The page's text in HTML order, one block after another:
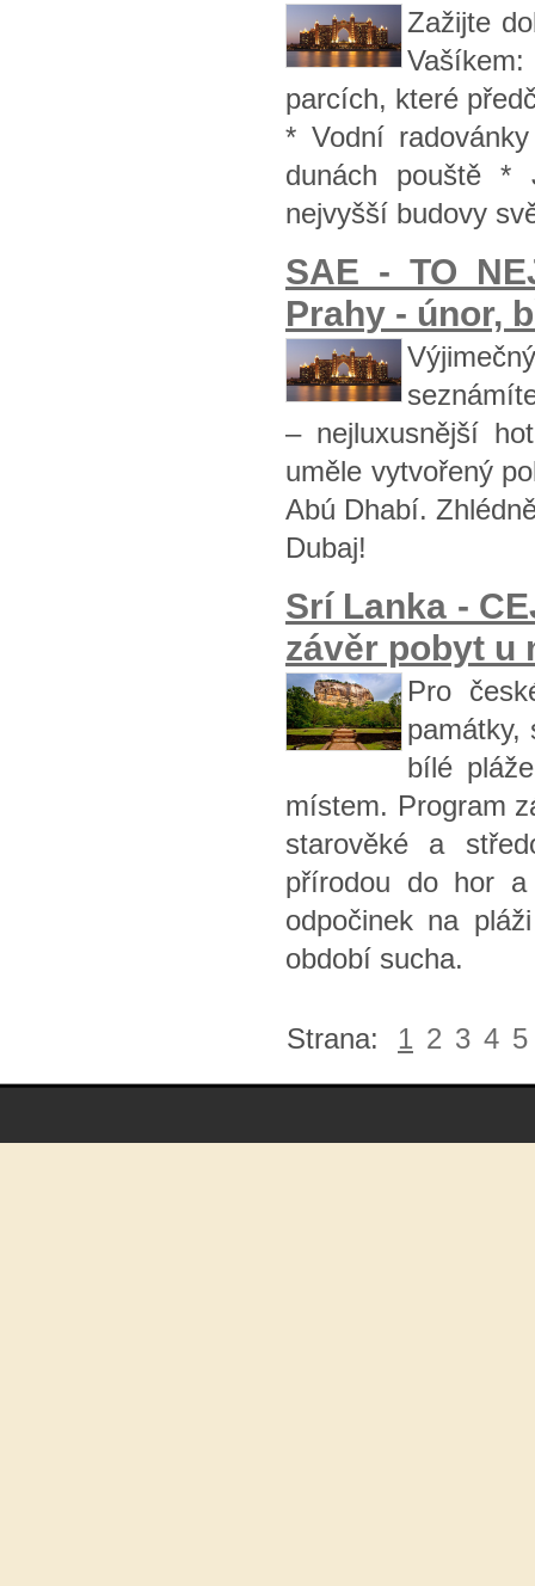
Zažijte
parcích, které
* Vodní
dunách pouště *
nejvyšší budovy
SAE - TO
Prahy - únor,
– nejluxusnější
uměle vytvořený
Abú Dhabí.
Dubaj!
Srí Lanka -
závěr pobyt u
Pro
památky,
bílé
místem. Program
starověké a
přírodou do hor
odpočinek na
období sucha.
Strana: 1 2 3 4 5